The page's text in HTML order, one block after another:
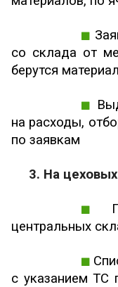
со склада от
берутся
на расходы,
по заявкам
3. На
центральных
с указанием ТС